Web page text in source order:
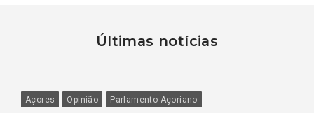
Últimas notícias
Açores Opinião Parlamento Açoriano